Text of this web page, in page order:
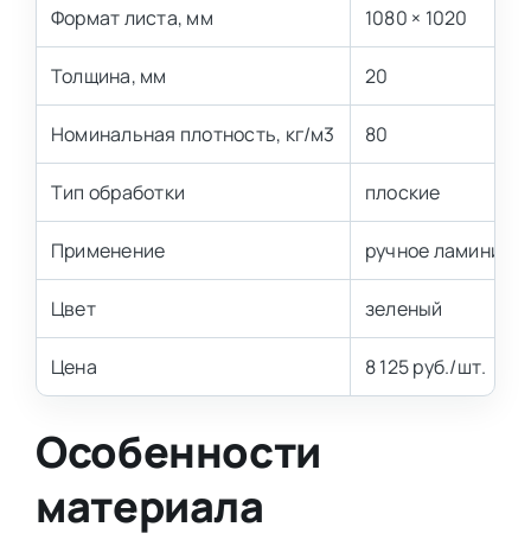
Формат листа, мм 1080 × 1020
Толщина, мм 20
Номинальная плотность, кг/м3 80
Тип обработки плоские
Применение ручное
Цвет зеленый
Цена 8 125 руб./шт.
Особенности
материала